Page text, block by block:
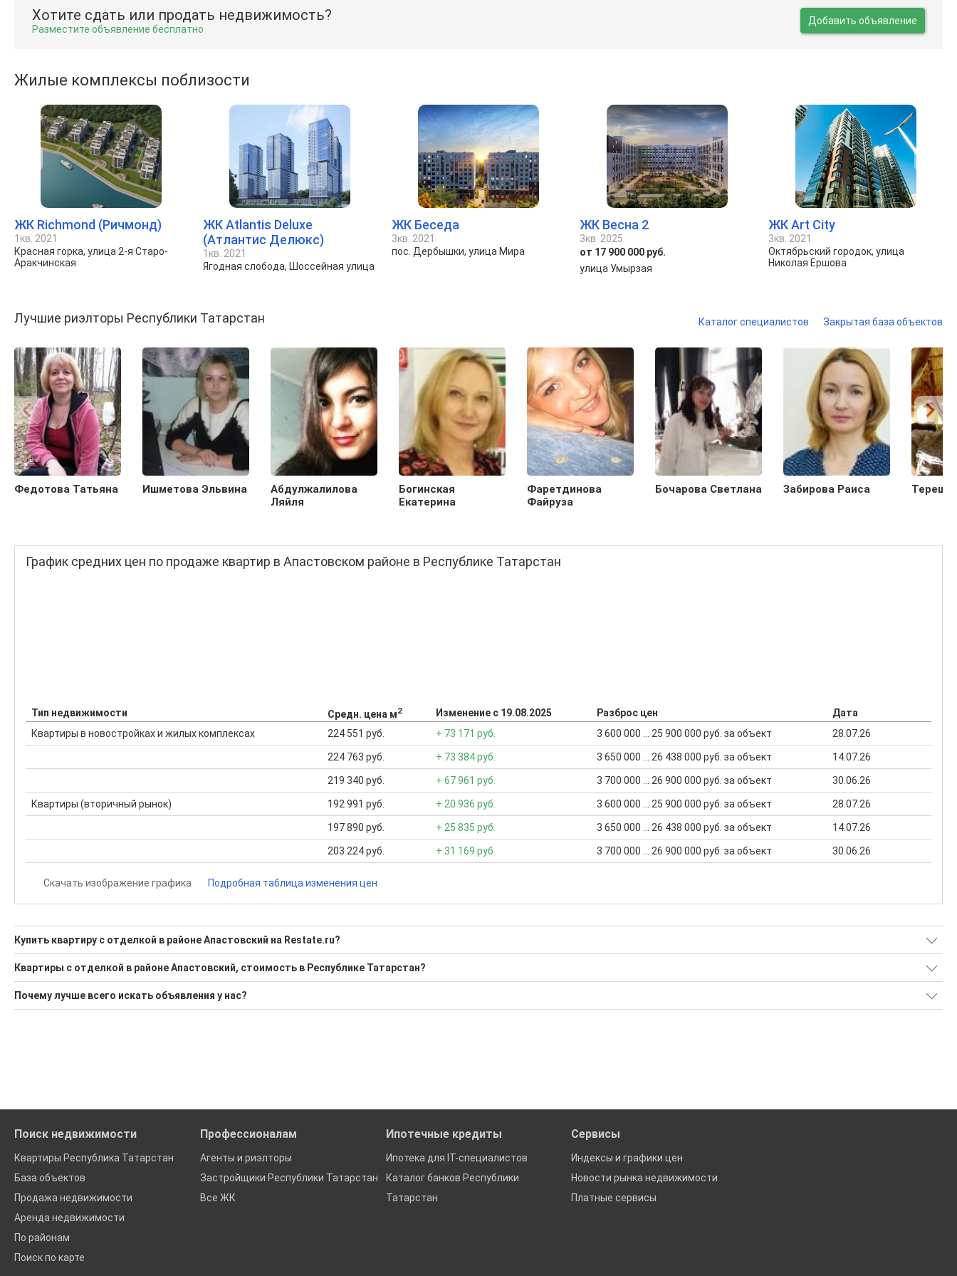
Хотите сдать или продать недвижимость?
Разместите объявление бесплатно
Добавить объявление
Жилые комплексы поблизости
ЖК Richmond (Ричмонд)
1кв. 2021
Красная горка, улица 2-я Старо-
Аракчинская
ЖК Atlantis Deluxe
(Атлантис Делюкс)
1кв. 2021
Ягодная слобода, Шоссейная улица
ЖК Беседа
3кв. 2021
пос. Дербышки, улица Мира
ЖК Весна 2
3кв. 2025
от 17 900 000 руб.
улица Умырзая
ЖК Art City
3кв. 2021
Октябрьский городок, улица
Николая Ершова
Лучшие риэлторы Республики Татарстан Каталог специалистов Закрытая база объектов
Федотова Татьяна Ишметова Эльвина
Абдулжалилова
Ляйля
Богинская
Екатерина
Фаретдинова
Файруза
Бочарова Светлана Забирова Раиса
График средних цен по продаже квартир в Апастовском районе в Республике Татарстан
Тип недвижимости Средн. цена м2 Изменение с 19.08.2025 Разброс цен
Дата
Квартиры в новостройках и жилых комплексах
224 551 руб. + 73 171 руб. 3 600 000 ... 25 900 000 руб. за объект 28.07.26
224 763 руб. + 73 384 руб. 3 650 000 ... 26 438 000 руб. за объект 14.07.26
219 340 руб. + 67 961 руб. 3 700 000 ... 26 900 000 руб. за объект 30.06.26
Квартиры (вторичный рынок) 192 991 руб. + 20 936 руб. 3 600 000 ... 25 900 000 руб. за объект 28.07.26
197 890 руб. + 25 835 руб. 3 650 000 ... 26 438 000 руб. за объект 14.07.26
203 224 руб. + 31 169 руб. 3 700 000 ... 26 900 000 руб. за объект 30.06.26
Скачать изображение графика Подробная таблица изменения цен
Купить квартиру с отделкой в районе Апастовский на Restate.ru?
Поможем Купить квартиру с отделкой в районе Апастовский?
Воспользуйтесь нашим поиском по новостройкам, для подбора подходящего вам варианта
Квартиры с отделкой в районе Апастовский, стоимость в Республике Татарстан?
Минимальная цена: 2 100 000 Р. Максимальная цена: 2 850 000 Р; Средняя: 2 475 000 Р
Средняя цена за м2: 53 386 Р
Почему лучше всего искать объявления у нас?
Поиск недвижимости
Квартиры Республика Татарстан
База объектов
Продажа недвижимости
Аренда недвижимости
По районам
Поиск по карте
Профессионалам
Агенты и риэлторы
Застройщики Республики Татарстан
Все ЖК
Ипотечные кредиты
Ипотека для IT-специалистов
Каталог банков Республики
Татарстан
Сервисы
Индексы и графики цен
Новости рынка недвижимости
Платные сервисы